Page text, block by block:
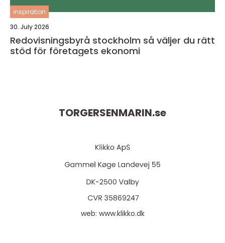
inspiration
30. July 2026
Redovisningsbyrå stockholm så väljer du rätt
stöd för företagets ekonomi
TORGERSENMARIN.se
web: www.klikko.dk